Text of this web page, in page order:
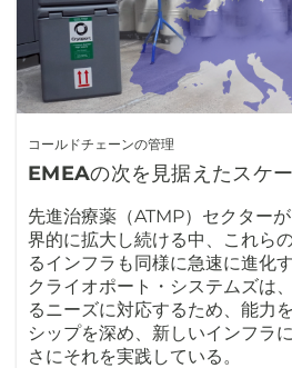
コールドチェーンの管理
EMEAの次を見据えたスケ
先進治療薬（ATMP）セクター
界的に拡大し続ける中、これら
るインフラも同様に急速に進化
クライオポート・システムズは
るニーズに対応するため、能力
シップを深め、新しいインフラ
さにそれを実践している。